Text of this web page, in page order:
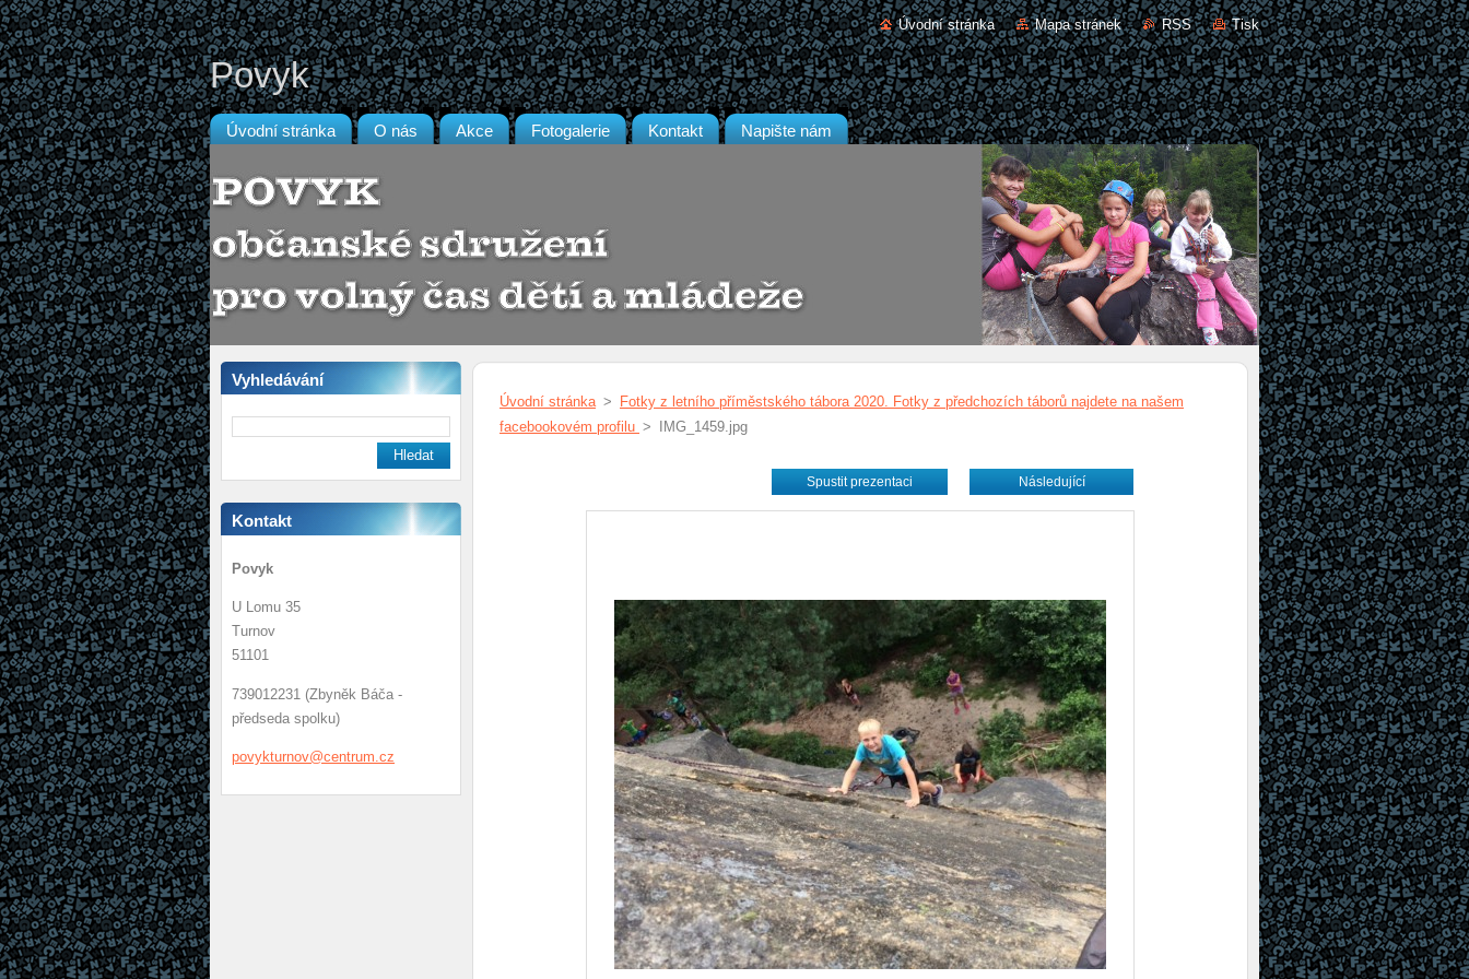
Úvodní stránka Mapa stránek RSS Tisk
Povyk
Úvodní stránka O nás Akce Fotogalerie Kontakt Napište nám
Vyhledávání
Kontakt
Povyk
U Lomu 35
Turnov
51101
739012231 (Zbyněk Báča -
předseda spolku)
povykturnov@centrum.cz
Úvodní stránka >
Fotky z letního příměstského tábora 2020. Fotky z předchozích táborů najdete na našem
facebookovém profilu > IMG_1459.jpg
Spustit prezentaci Následující